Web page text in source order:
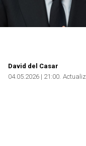
David del Casar
04.05.2026 | 21:00